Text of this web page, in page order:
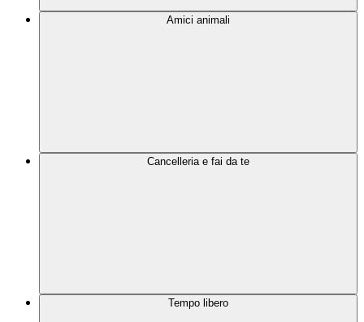
Amici animali
Cancelleria e fai da te
Tempo libero